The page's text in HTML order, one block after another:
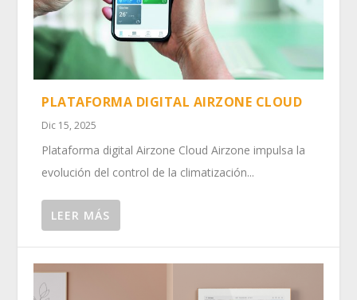
PLATAFORMA DIGITAL AIRZONE CLOUD
Dic 15, 2025
Plataforma digital Airzone Cloud Airzone impulsa la
evolución del control de la climatización...
LEER MÁS